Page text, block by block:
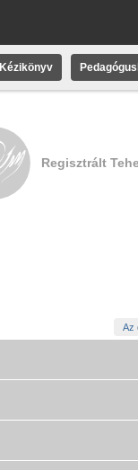
Kézikönyv
Regisztrált
Az